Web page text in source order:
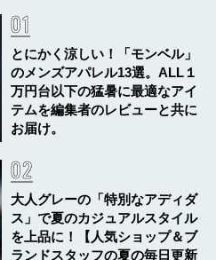
とにかく涼しい！「モンベル」
のメンズアパレル13選。ALL１
万円台以下の猛暑に最適なアイ
テムを編集者のレビューと共に
お届け。
大人グレーの「特別なアディダ
ス」で夏のカジュアルスタイル
を上品に！【人気ショップ＆ブ
ランドスタッフの夏の毎日更新